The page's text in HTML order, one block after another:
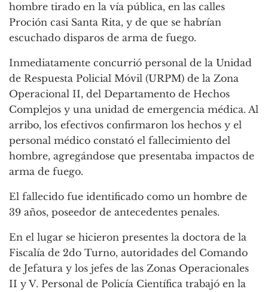
hombre tirado en la vía pública, en las calles
Proción casi Santa Rita, y de que se habrían
escuchado disparos de arma de fuego.
Inmediatamente concurrió personal de la Unidad
de Respuesta Policial Móvil (URPM) de la Zona
Operacional II, del Departamento de Hechos
Complejos y una unidad de emergencia médica. Al
arribo, los efectivos confirmaron los hechos y el
personal médico constató el fallecimiento del
hombre, agregándose que presentaba impactos de
arma de fuego.
El fallecido fue identificado como un hombre de
39 años, poseedor de antecedentes penales.
En el lugar se hicieron presentes la doctora de la
Fiscalía de 2do Turno, autoridades del Comando
de Jefatura y los jefes de las Zonas Operacionales
II y V. Personal de Policía Científica trabajó en la